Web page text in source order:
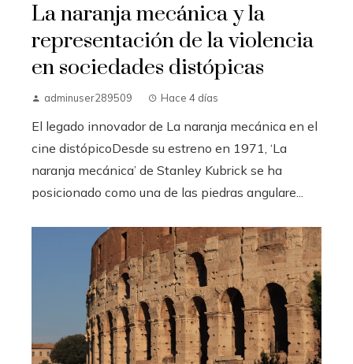
La naranja mecánica y la
representación de la violencia
en sociedades distópicas
adminuser289509 Hace 4 días
El legado innovador de La naranja mecánica en el
cine distópicoDesde su estreno en 1971, ‘La
naranja mecánica’ de Stanley Kubrick se ha
posicionado como una de las piedras angulare...